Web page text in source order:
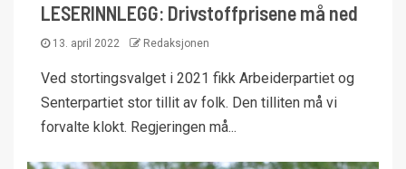
LESERINNLEGG: Drivstoffprisene må ned
13. april 2022 Redaksjonen
Ved stortingsvalget i 2021 fikk Arbeiderpartiet og
Senterpartiet stor tillit av folk. Den tilliten må vi
forvalte klokt. Regjeringen må...